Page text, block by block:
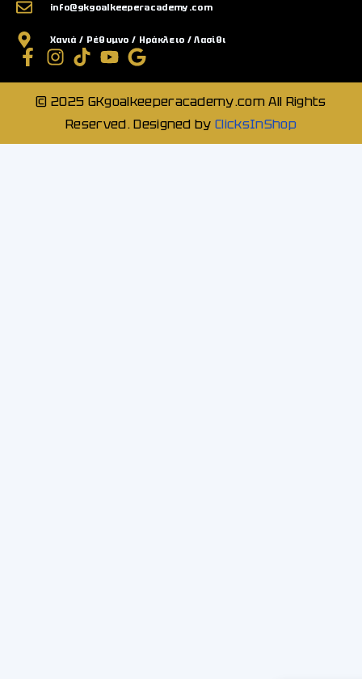
info@gkgoalkeeperacademy.com
Χανιά / Ρέθυμνο / Ηράκλειο / Λασίθι
© 2025 GKgoalkeeperacademy.com All Rights
Reserved. Designed byClicksInShop